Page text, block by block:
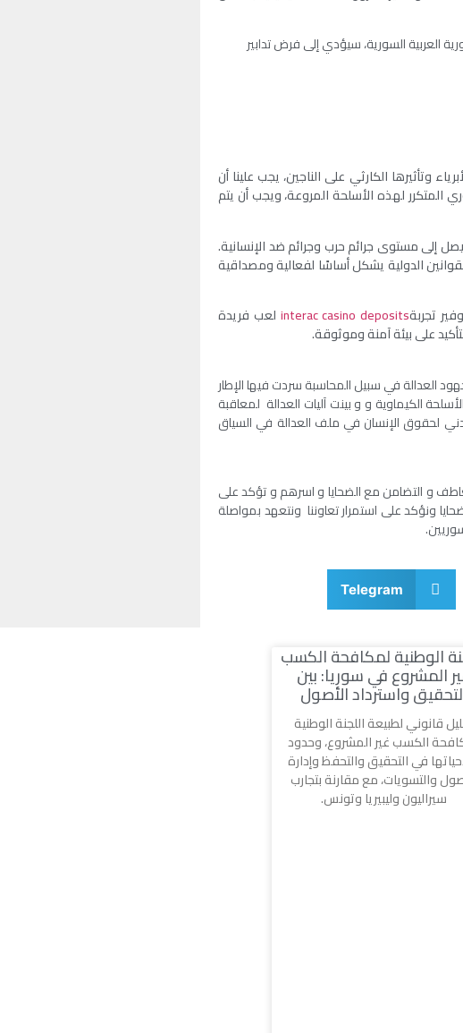
العربية السورية، سيؤدي إلى فرض تدابير
وتأثيرها الكارثي على الناجين، يجب علينا أن
المتكرر لهذه الأسلحة المروعة، ويجب أن يتم
إلى مستوى جرائم حرب وجرائم ضد الإنسانية.
الدولية يشكل أساسًا لفعالية ومصداقية
interac casino deposits لعب فريدة
على بيئة آمنة وموثوقة.
العدالة في سبيل المحاسبة سردت فيها الإطار
الكيماوية و و بينت آليات العدالة لمعاقبة
لحقوق الإنسان في ملف العدالة في السياق
و التضامن مع الضحايا و اسرهم و تؤكد على
ونؤكد على استمرار تعاوننا ونتعهد بمواصلة
Telegram
الوطنية لمكافحة الكسب
المشروع في سوريا: بين
واسترداد الأصول
قانوني لطبيعة اللجنة الوطنية
الكسب غير المشروع، وحدود
في التحقيق والتحفظ وإدارة
والتسويات، مع مقارنة بتجارب
سيراليون وليبيريا وتونس.